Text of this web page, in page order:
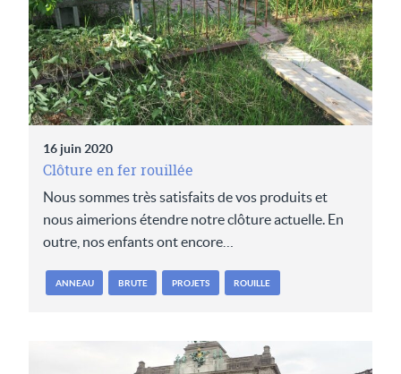
16 juin 2020
Clôture en fer rouillée
Nous sommes très satisfaits de vos produits et
nous aimerions étendre notre clôture actuelle. En
outre, nos enfants ont encore…
ANNEAU BRUTE PROJETS ROUILLE